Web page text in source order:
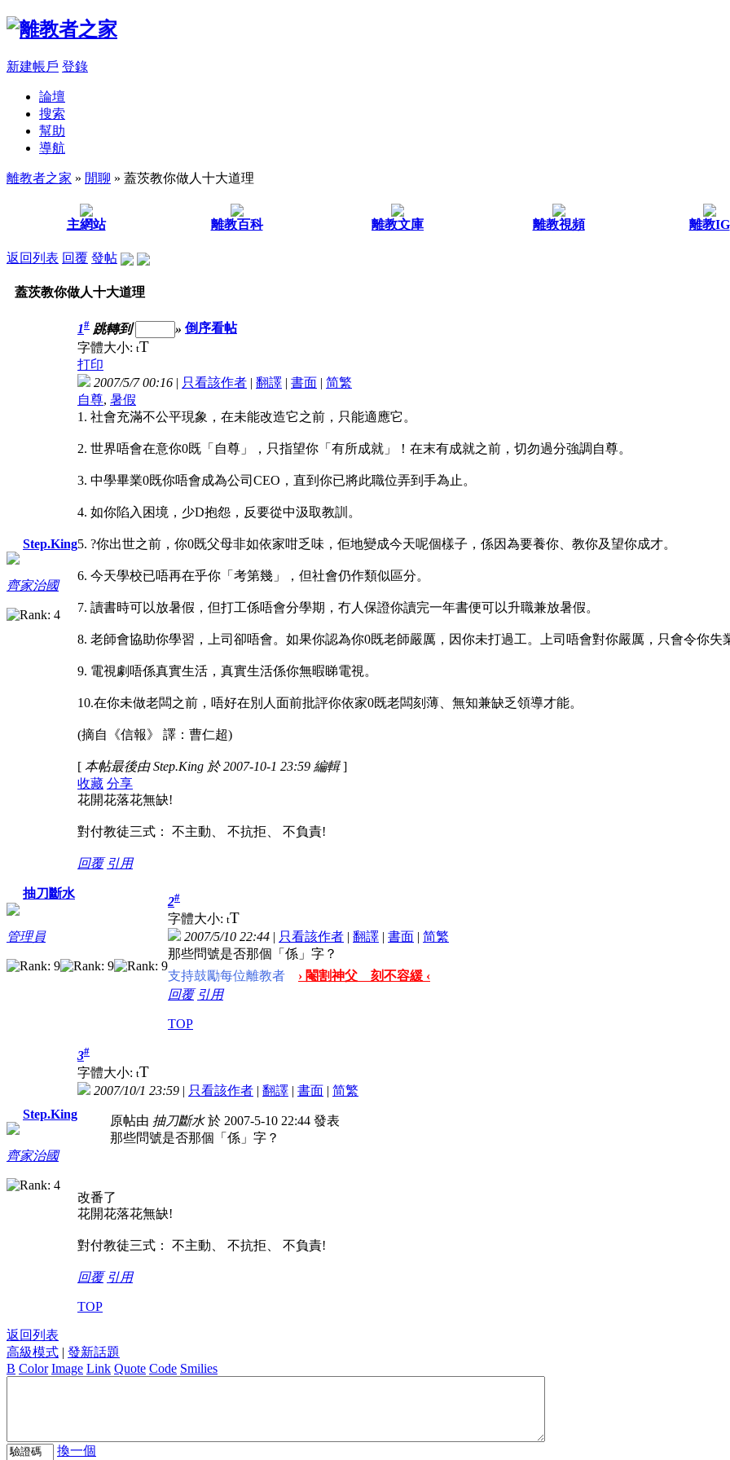
新建帳戶 登錄
論壇
搜索
幫助
導航
離教者之家 » 閒聊 » 蓋茨教你做人十大道理
主網站 離教百科 離教文庫 離教視頻 離教IG
返回列表 回覆 發帖
蓋茨教你做人十大道理
Step.King
齊家治國
1# 跳轉到 » 倒序看帖
字體大小: tT
打印
2007/5/7 00:16 | 只看該作者 | 翻譯 | 書面 | 简繁
自尊, 暑假
1. 社會充滿不公平現象，在未能改造它之前，只能適應它。
2. 世界唔會在意你0既「自尊」，只指望你「有所成就」！在末有成就之前，切勿過分強調自尊。
3. 中學畢業0既你唔會成為公司CEO，直到你已將此職位弄到手為止。
4. 如你陷入困境，少D抱怨，反要從中汲取教訓。
5. ?你出世之前，你0既父母非如依家咁乏味，佢地變成今天呢個樣子，係因為要養你、教你及望你成才。
6. 今天學校已唔再在乎你「考第幾」，但社會仍作類似區分。
7. 讀書時可以放暑假，但打工係唔會分學期，冇人保證你讀完一年書便可以升職兼放暑假。
8. 老師會協助你學習，上司卻唔會。如果你認為你0既老師嚴厲，因你未打過工。上司唔會對你嚴厲，只會令你失
9. 電視劇唔係真實生活，真實生活係你無暇睇電視。
10.在你未做老闆之前，唔好在別人面前批評你依家0既老闆刻薄、無知兼缺乏領導才能。
(摘自《信報》 譯：曹仁超)
[ 本帖最後由 Step.King 於 2007-10-1 23:59 編輯]
收藏 分享
花開花落花無缺!
對付教徒三式： 不主動、 不抗拒、 不負責!
回覆 引用
抽刀斷水
管理員
2#
字體大小: tT
2007/5/10 22:44 | 只看該作者 | 翻譯 | 書面 | 简繁
那些問號是否那個「係」字？
支持鼓勵每位離教者
› 閹割神父 刻不容緩 ‹
回覆 引用
TOP
Step.King
齊家治國
3#
字體大小: tT
2007/10/1 23:59 | 只看該作者 | 翻譯 | 書面 | 简繁
原帖由 抽刀斷水於 2007-5-10 22:44 發表
那些問號是否那個「係」字？
改番了
花開花落花無缺!
對付教徒三式： 不主動、 不抗拒、 不負責!
回覆 引用
TOP
返回列表
高級模式 | 發新話題
B Color Image Link Quote Code Smilies
換一個